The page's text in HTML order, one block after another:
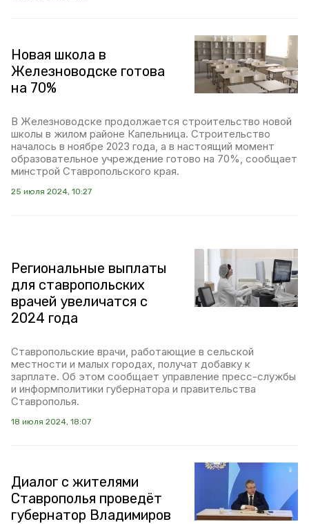
Новая школа в
Железноводске готова
на 70%
В Железноводске продолжается строительство новой
школы в жилом районе Капельница. Строительство
началось в ноябре 2023 года, а в настоящий момент
образовательное учреждение готово на 70%, сообщает
минстрой Ставропольского края.
25 июля 2024, 10:27
Региональные выплаты
для ставропольских
врачей увеличатся с
2024 года
Ставропольские врачи, работающие в сельской
местности и малых городах, получат добавку к
зарплате. Об этом сообщает управление пресс-службы
и информполитики губернатора и правительства
Ставрополья.
18 июля 2024, 18:07
Диалог с жителями
Ставрополья проведёт
губернатор Владимиров